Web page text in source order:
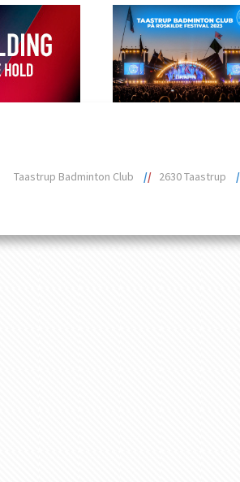
Taastrup Badminton Club //2630 Taastrup /